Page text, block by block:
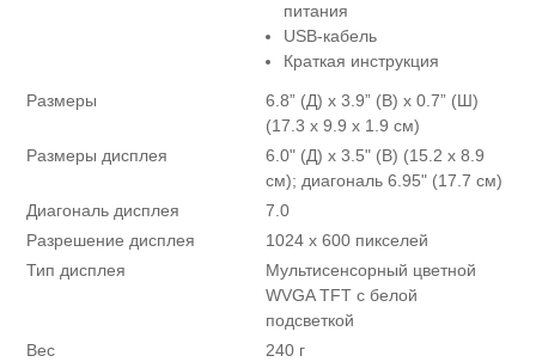
питания
USB-кабель
Краткая инструкция
Размеры
6.8” (Д) x 3.9” (В) x 0.7” (Ш)
(17.3 x 9.9 x 1.9 см)
Размеры дисплея
6.0" (Д) x 3.5" (В) (15.2 x 8.9
см); диагональ 6.95" (17.7 см)
Диагональ дисплея
7.0
Разрешение дисплея
1024 х 600 пикселей
Тип дисплея
Мультисенсорный цветной
WVGA TFT с белой
подсветкой
Вес
240 г